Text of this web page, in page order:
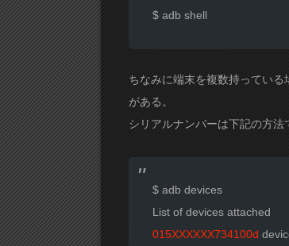
$ adb shell
ちなみに端末を複数持ってい
がある。
シリアルナンバーは下記の方法
$ adb devices
List of devices attached
015XXXXXX734100d